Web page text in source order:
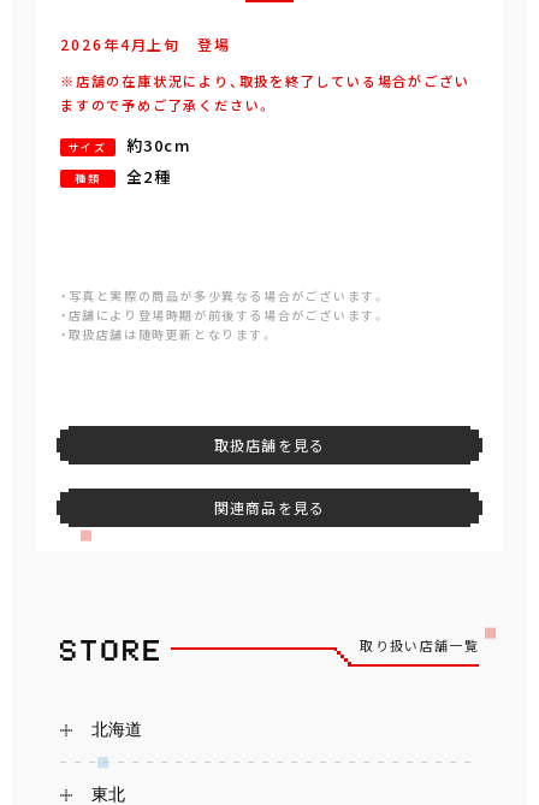
2026年4月 上旬 登場
※店舗の在庫状況により、取扱を終了している場合がござい
ますので予めご了承ください。
サイズ 約30cm
種類 全2種
・写真と実際の商品が多少異なる場合がございます。
・店舗により登場時期が前後する場合がございます。
・取扱店舗は随時更新となります。
取扱店舗を見る
関連商品を見る
取り扱い店舗一覧
北海道
東北